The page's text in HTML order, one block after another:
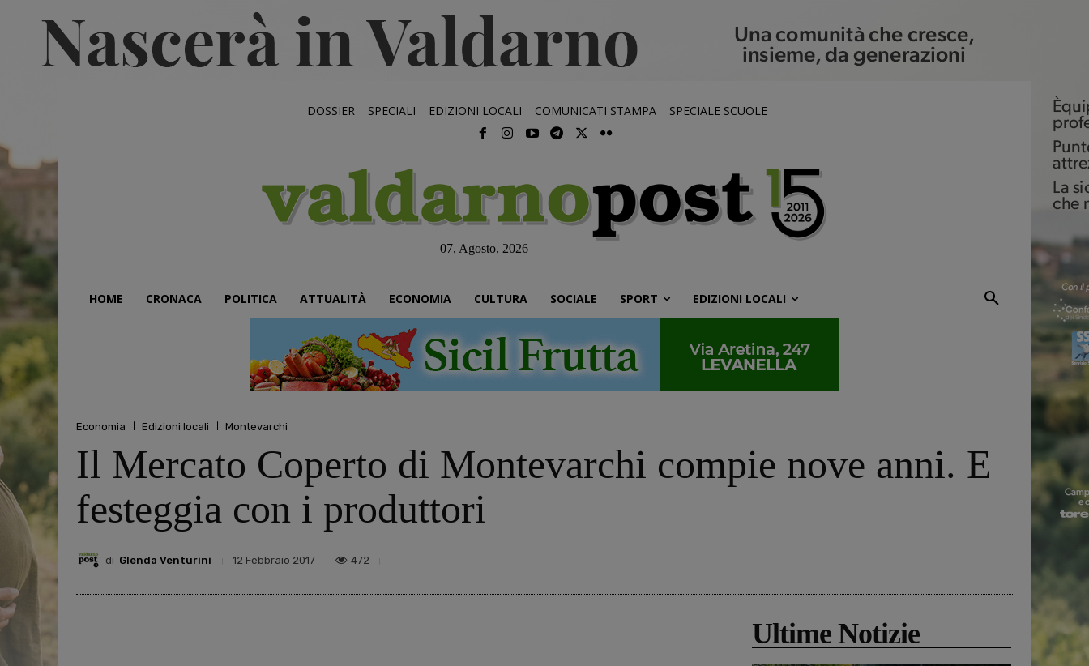
DOSSIER SPECIALI EDIZIONI LOCALI COMUNICATI STAMPA SPECIALE SCUOLE
07, Agosto, 2026
HOME CRONACA POLITICA ATTUALITÀ ECONOMIA CULTURA SOCIALE SPORT EDIZIONI LOCALI
Economia Edizioni locali Montevarchi
Il Mercato Coperto di Montevarchi compie nove anni. E
festeggia con i produttori
di Glenda Venturini 12 Febbraio 2017 472
Ultime Notizie